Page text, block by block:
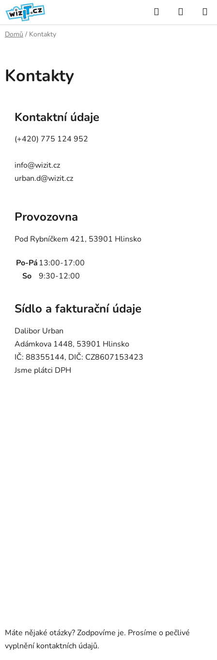
Přejít
na
obsah
Hledat
KOŠÍK
Domů / Kontakty
Kontakty
Kontaktní údaje
(+420) 775 124 952
info@wizit.cz
urban.d@wizit.cz
Provozovna
Pod Rybníčkem 421, 53901 Hlinsko
Po-Pá 13:00-17:00
So
9:30-12:00
Sídlo a fakturační údaje
Dalibor Urban
Adámkova 1448, 53901 Hlinsko
IČ: 88355144, DIČ: CZ8607153423
Jsme plátci DPH
Máte nějaké otázky? Zodpovíme je. Prosíme o pečlivé
vyplnění kontaktních údajů.